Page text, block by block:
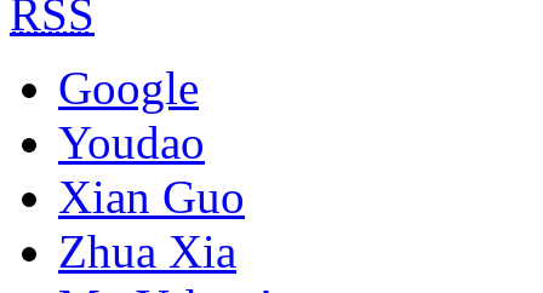
RSS
Google
Youdao
Xian Guo
Zhua Xia